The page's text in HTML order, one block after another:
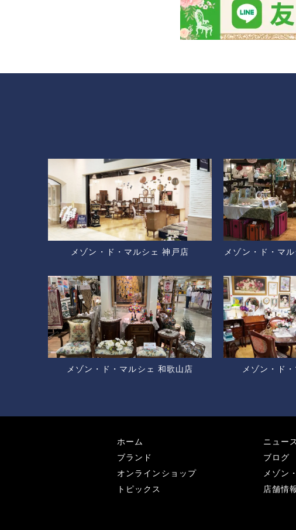
メゾン・ド・マルシェ 神戸店 メゾン・ド・マ
メゾン・ド・マルシェ 和歌山店 メゾン・ド
ホーム
ブランド
オンラインショップ
トピックス
ニュース
ブログ
メゾン
店舗情